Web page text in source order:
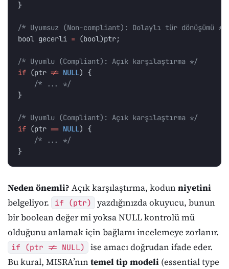
}
/* Uyumsuz (Non-compliant): Dolaylı tür dönüşümü */
bool gecerli = (bool)ptr;
/* Uyumlu (Compliant): Açık karşılaştırma */
if (ptr != NULL)
{
/* ... */
}
/* Uyumlu (Compliant): Açık karşılaştırma */
if (ptr == NULL)
{
/* ... */
}
Neden önemli? Açık karşılaştırma, kodun niyetini
belgeliyor.
if (ptr)
yazdığınızda okuyucu, bunun
bir boolean değer mi yoksa NULL kontrolü mü
olduğunu anlamak için bağlamı incelemeye zorlanır.
if (ptr != NULL)
ise amacı doğrudan ifade eder.
Bu kural, MISRA’nın temel tip modeli (essential type